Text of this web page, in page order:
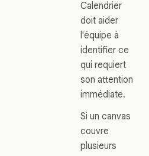
Calendrier
doit aider
l'équipe à
identifier ce
qui requiert
son attention
immédiate.
Si un canvas
couvre
plusieurs